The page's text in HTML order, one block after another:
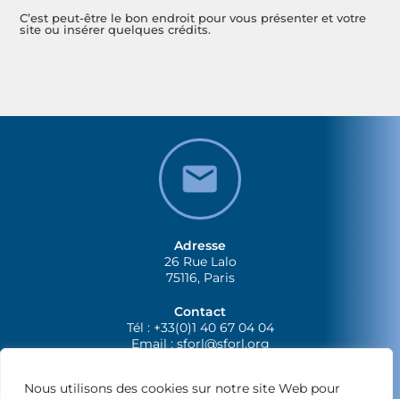
Nous utilisons des cookies sur notre site Web pour
C’est peut-être le bon endroit pour vous présenter et votre
site ou insérer quelques crédits.
Adresse
26 Rue Lalo
75116, Paris
Contact
Tél : +33(0)1 40 67 04 04
Email :sforl@sforl.org